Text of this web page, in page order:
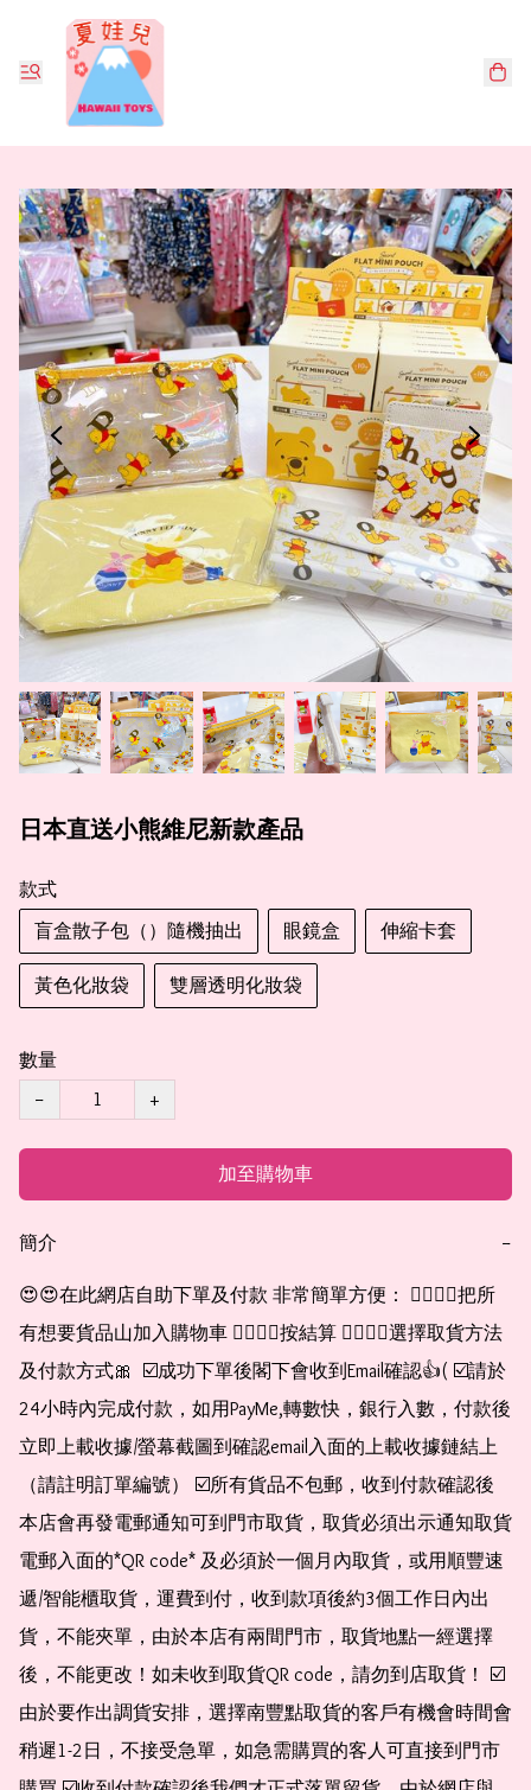
日本直送小熊維尼新款產品
款式
盲盒散子包（）隨機抽出
眼鏡盒 伸縮卡套
黃色化妝袋 雙層透明化妝袋
數量
−
+
加至購物車
簡介 −
😍😍在此網店自助下單及付款 非常簡單方便： 👉🏻👉🏻把所
有想要貨品山加入購物車 👉🏻👉🏻按結算 👉🏻👉🏻選擇取貨方法
及付款方式🎀  ☑️成功下單後閣下會收到Email確認👍( ☑️請於
24小時內完成付款，如用PayMe,轉數快，銀行入數，付款後
立即上載收據/螢幕截圖到確認email入面的上載收據鏈結上
（請註明訂單編號） ☑️所有貨品不包郵，收到付款確認後
本店會再發電郵通知可到門市取貨，取貨必須出示通知取貨
電郵入面的*QR code* 及必須於一個月內取貨，或用順豐速
遞/智能櫃取貨，運費到付，收到款項後約3個工作日內出
貨，不能夾單，由於本店有兩間門市，取貨地點一經選擇
後，不能更改！如未收到取貨QR code，請勿到店取貨！ ☑️
由於要作出調貨安排，選擇南豐點取貨的客戶有機會時間會
稍遲1-2日，不接受急單，如急需購買的客人可直接到門市